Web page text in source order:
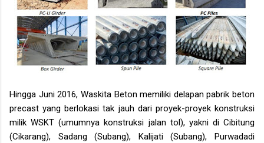
Hingga Juni 2016, Waskita Beton memiliki delapan pabrik beton
precast yang berlokasi tak jauh dari proyek-proyek konstruksi
milik WSKT (umumnya konstruksi jalan tol), yakni di Cibitung
(Cikarang), Sadang (Subang), Kalijati (Subang), Purwadadi